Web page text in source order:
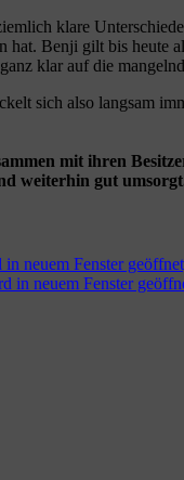
klare
hat. Benji gilt bis heute
klar auf die
sich also langsam
mit ihren
weiterhin gut
neuem Fenster
in neuem Fenster